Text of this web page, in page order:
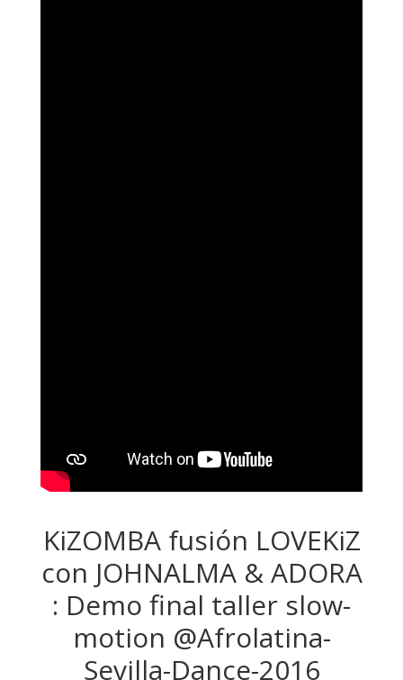
KiZOMBA fusión LOVEKiZ
con JOHNALMA & ADORA
: Demo final taller slow-
motion @Afrolatina-
Sevilla-Dance-2016